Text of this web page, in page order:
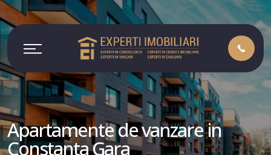
Apartamente de vanzare in
Constanta Gara